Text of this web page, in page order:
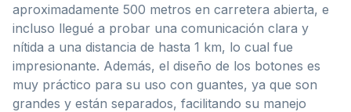
aproximadamente 500 metros en carretera abierta, e
incluso llegué a probar una comunicación clara y
nítida a una distancia de hasta 1 km, lo cual fue
impresionante. Además, el diseño de los botones es
muy práctico para su uso con guantes, ya que son
grandes y están separados, facilitando su manejo